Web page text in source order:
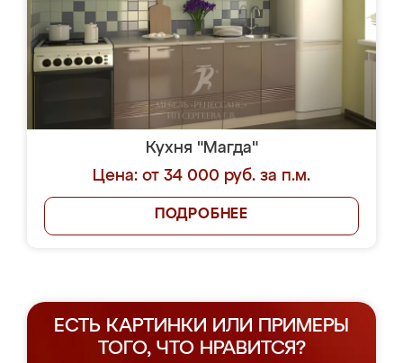
Кухня "Магда"
Цена: от 34 000 руб. за п.м.
ПОДРОБНЕЕ
ЕСТЬ КАРТИНКИ ИЛИ ПРИМЕРЫ
ТОГО, ЧТО НРАВИТСЯ?